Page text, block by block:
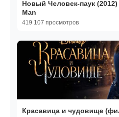
Новый Человек-паук
Man
419 107 просмотров
Красавица и чудовище